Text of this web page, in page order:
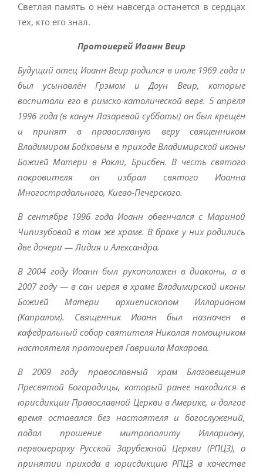
Светлая память о нём навсегда останется в сердцах
тех, кто его знал.
Протоиерей Иоанн Веир
Будущий отец Иоанн Веир родился в июле 1969 года и
был усыновлён Грэмом и Доун Веир, которые
воспитали его в римско-католической вере. 5 апреля
1996 года (в канун Лазаревой субботы) он был крещён
и принят в православную веру священником
Владимиром Бойковым в приходе Владимирской иконы
Божией Матери в Рокли, Брисбен. В честь святого
покровителя он избрал святого Иоанна
Многострадального, Киево-Печерского.
В сентябре 1996 года Иоанн обвенчался с Мариной
Чипизубовой в том же храме. В браке у них родились
две дочери — Лидия и Александра.
В 2004 году Иоанн был рукоположен в диаконы, а в
2007 году — в сан иерея в храме Владимирской иконы
Божией Матери архиепископом Илларионом
(Капралом). Священник Иоанн был назначен в
кафедральный собор святителя Николая помощником
настоятеля протоиерея Гавриила Макарова.
В 2009 году православный храм Благовещения
Пресвятой Богородицы, который ранее находился в
юрисдикции Православной Церкви в Америке, и долгое
время оставался без настоятеля и богослужений,
подал прошение митрополиту Иллариону,
первоиерарху Русской Зарубежной Церкви (РПЦЗ), о
принятии прихода в юрисдикцию РПЦЗ в качестве